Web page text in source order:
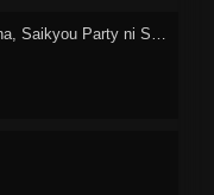
Shinmai Ossan Boukensha, Saikyou Party ni Shinu hodo Kitaerarete Muteki ni Naru.